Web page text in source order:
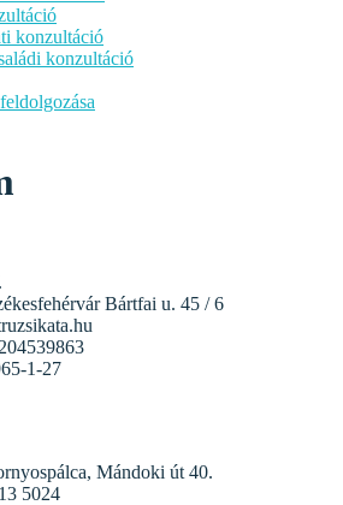
konzultáció
konzultáció
Bártfai u. 45 / 6
1-27
Mándoki út 40.
5024